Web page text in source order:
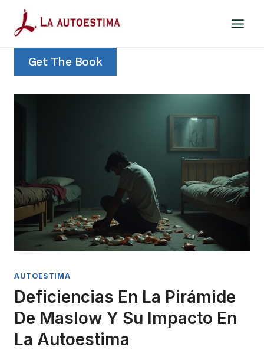
Saltar
contenido
Get The Book
AUTOESTIMA
Deficiencias En La Pirámide
De Maslow Y Su Impacto En
La Autoestima